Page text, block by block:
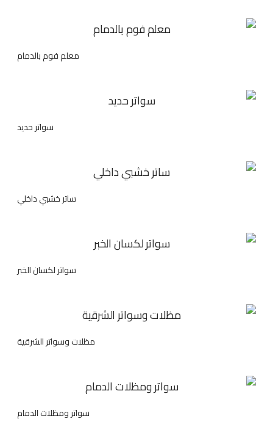
معلم فوم بالدمام
سواتر حديد
ساتر خشبي داخلي
سواتر لكسان الخبر
مظلات وسواتر الشرقية
سواتر ومظلات الدمام